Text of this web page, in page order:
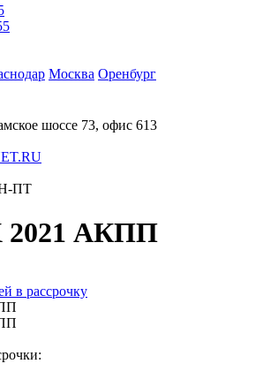
Москва Оренбург
шоссе 73, офис 613
ПТ
2021 АКПП
в рассрочку